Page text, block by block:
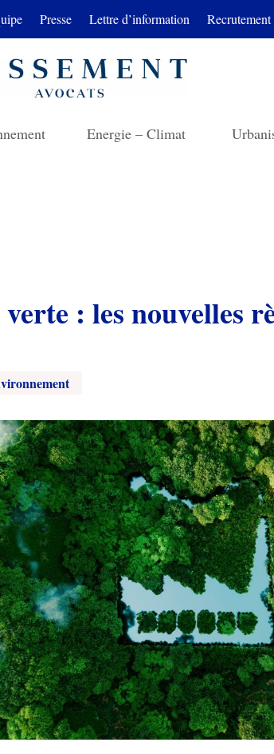
Presse Lettre d’information Recrutement
Energie – Climat
: les nouvelles